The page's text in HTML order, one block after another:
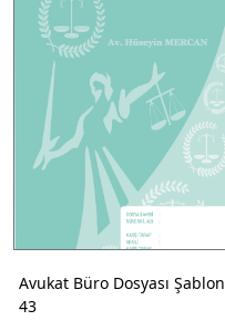
Avukat Büro Dosyası Şablon
43